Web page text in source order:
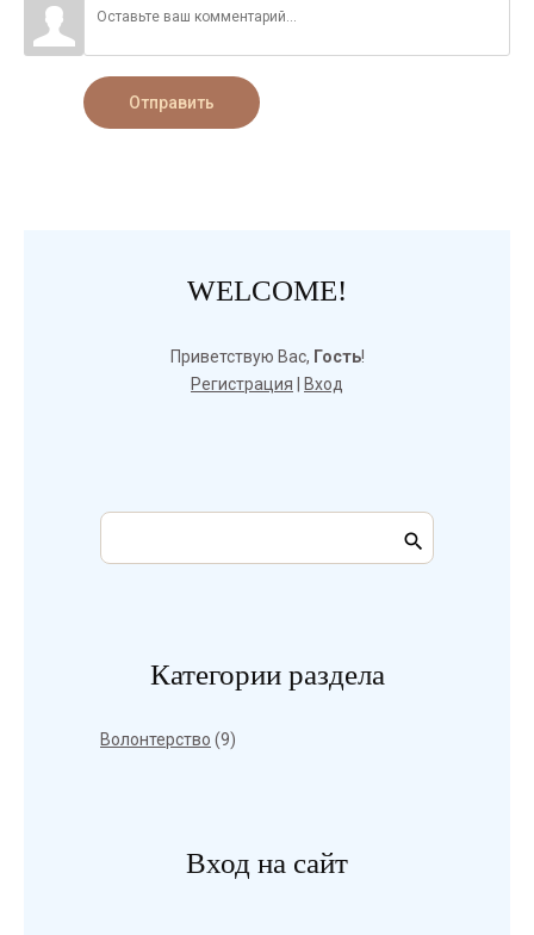
Отправить
WELCOME!
Приветствую Вас, Гость!
Регистрация
Вход
Категории раздела
Волонтерство (9)
Вход на сайт